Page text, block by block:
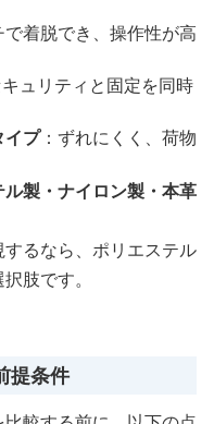
着脱でき、操作性が高
キュリティと固定を同時
イプ：ずれにくく、荷物
製・ナイロン製・本革
るなら、ポリエステル
肢です。
提条件